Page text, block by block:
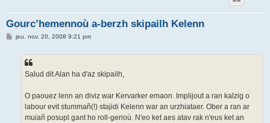
Gourc’hemennoù a-berzh skipailh Kelenn
Mjeu. nov. 20, 2008 9:21 pm
Salud dit Alan ha d'az skipailh,
O paouez lenn an diviz war Kervarker emaon. Implijout a ran kalzig o
labour evit stummañ(!) stajidi Kelenn war an urzhiataer. Ober a ran ar
muiañ posupl gant ho roll-gerioù. N'eo ket aes atav rak n'eus ket an